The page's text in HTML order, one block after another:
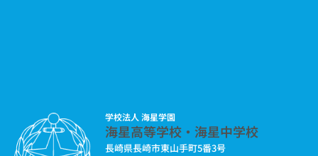
学校法人 海星学園
海星高等学校・海星中学校
長崎県長崎市東山手町5番3号